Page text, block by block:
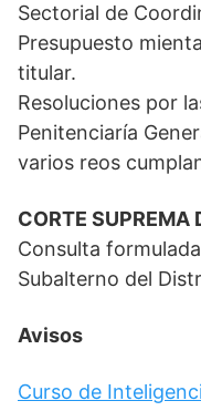
Sectorial de
Presupuesto
titular.
Resoluciones por
Penitenciaría
varios reos
CORTE SUPREMA
Consulta
Subalterno del
Avisos
Curso de